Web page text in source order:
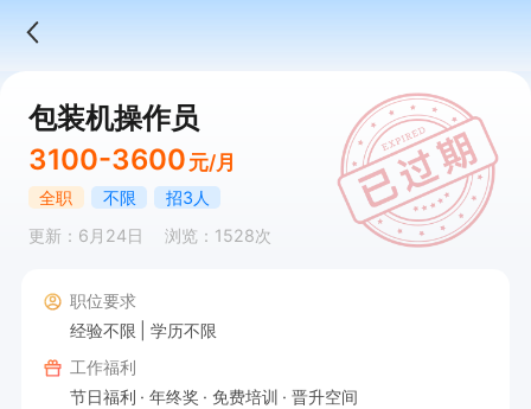
包装机操作员
3100-3600 元/月
全职 不限
招3人
更新：6月24日
浏览：1528次
职位要求
经验不限
学历不限
工作福利
节日福利
年终奖 免费培训
晋升空间